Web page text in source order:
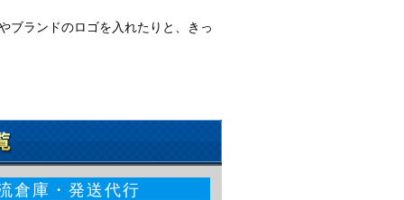
ブランドのロゴを入れたりと、きっ
倉庫・発送代行